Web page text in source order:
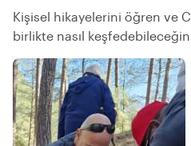
Kişisel hikayelerini öğren ve
birlikte nasıl